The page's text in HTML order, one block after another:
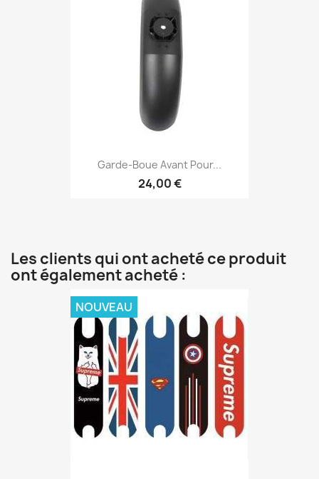
Garde-Boue Avant Pour...
24,00 €
Les clients qui ont acheté ce produit
ont également acheté :
NOUVEAU